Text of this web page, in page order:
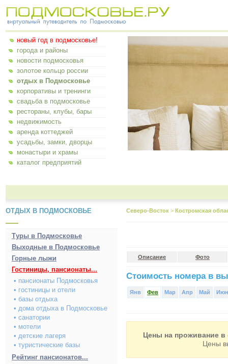
новый год в подмосковье!
города и районы
новости подмосковья
золотое кольцо россии
отдых в Подмосковье
корпоративы и тренинги
свадьба в подмосковье
рестораны, клубы, бары
недвижимость
аренда коттеджей
усадьбы, замки, дворцы
монастыри и храмы
каталог предприятий
ОТДЫХ В ПОДМОСКОВЬЕ
Туры в Подмосковье
Выходные в Подмосковье
Горные лыжи
Гостиницы, пансионаты...
• пансионаты Подмосковья
• гостиницы и отели
• базы отдыха
• дома отдыха в Подмосковье
• санатории
• мотели
• детские лагеря
• туристические базы
Рейтинг пансионатов...
Северо-Восток > Костромская
Описание Фото
Стоимость номера в
Янв Фев Мар Апр Май Июн
Цены на проживание в
Цены